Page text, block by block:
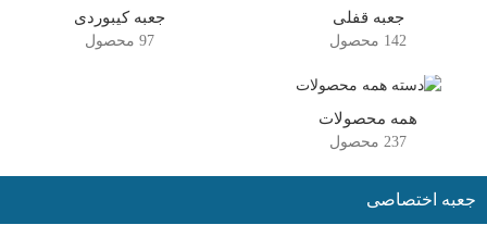
جعبه قفلی
142 محصول
جعبه کیبوردی
97 محصول
همه محصولات
237 محصول
جعبه اختصاصی